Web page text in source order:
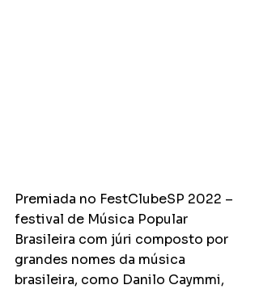
Premiada no FestClubeSP 2022 –
festival de Música Popular
Brasileira com júri composto por
grandes nomes da música
brasileira, como Danilo Caymmi,